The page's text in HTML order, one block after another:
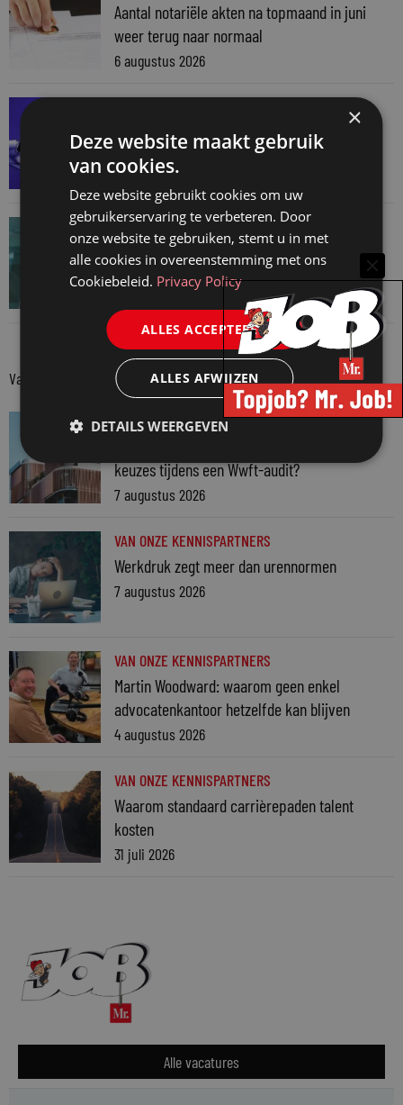
Aantal notariële akten na topmaand in juni
weer terug naar normaal
6 augustus 2026
AI-muziekaanbieder maakt inbreuk op
auteursrecht
JURIDISCH NIEUWS
Hugo Nieuwenhuizen over puzzels, puzzelen
en taalvondsten
Van onze kennispartners
VAN ONZE KENNISPARTNERS
keuzes tijdens een Wwft-audit?
7 augustus 2026
VAN ONZE KENNISPARTNERS
Werkdruk zegt meer dan urennormen
7 augustus 2026
VAN ONZE KENNISPARTNERS
Martin Woodward: waarom geen enkel
advocatenkantoor hetzelfde kan blijven
4 augustus 2026
VAN ONZE KENNISPARTNERS
Waarom standaard carrièrepaden talent
kosten
31 juli 2026
Alle vacatures
×
Deze website maakt gebruik
van cookies.
Deze website gebruikt cookies om uw
gebruikerservaring te verbeteren. Door
onze website te gebruiken, stemt u in met
alle cookies in overeenstemming met ons
Cookiebeleid. Privacy Policy
ALLES ACCEPTEREN
ALLES AFWIJZEN
DETAILS WEERGEVEN